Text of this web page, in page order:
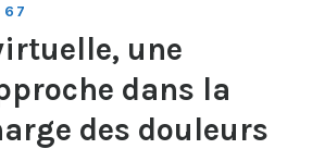
67
une
dans la
des douleurs